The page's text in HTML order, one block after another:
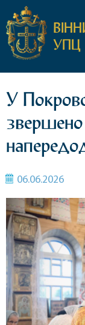
УПЦ
У
звершено
06.06.2026